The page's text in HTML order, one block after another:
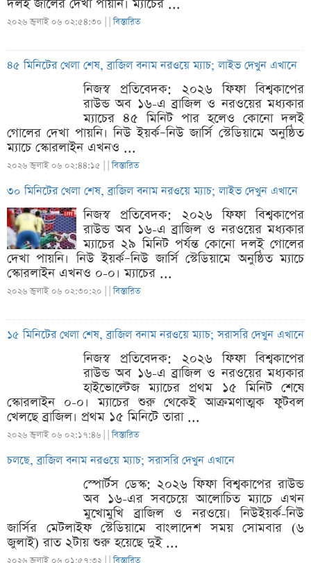
দলই জালের দেখা পায়নি। ম্যাচের ...
২০২৬ জুলাই ০৬ ০২:৫৪:৩০ | |বিস্তারিত
৪৫ মিনিটের খেলা শেষ, ব্রাজিল বনাম নরওয়ে ম্যাচ; লাইভ দেখুন এখানে
নিজস্ব প্রতিবেদক: ২০২৬ ফিফা বিশ্বকাপের
রাউন্ড অব ১৬-এ ব্রাজিল ও নরওয়ের মধ্যকার
ম্যাচের ৪৫ মিনিট পার হলেও কোনো দলই
গোলের দেখা পায়নি। নিউ ইয়র্ক–নিউ জার্সি স্টেডিয়ামে অনুষ্ঠিত
ম্যাচে স্কোরলাইন এখনও ...
২০২৬ জুলাই ০৬ ০২:৪৪:১৫ | |বিস্তারিত
৩০ মিনিটের খেলা শেষ, ব্রাজিল বনাম নরওয়ে ম্যাচ; লাইভ দেখুন এখানে
নিজস্ব প্রতিবেদক: ২০২৬ ফিফা বিশ্বকাপের
রাউন্ড অব ১৬-এ ব্রাজিল ও নরওয়ের মধ্যকার
ম্যাচের ২৯ মিনিট পর্যন্ত কোনো দলই গোলের
দেখা পায়নি। নিউ ইয়র্ক–নিউ জার্সি স্টেডিয়ামে অনুষ্ঠিত ম্যাচে
স্কোরলাইন এখনও ০-০। ম্যাচের ...
২০২৬ জুলাই ০৬ ০২:৩০:২০ | |বিস্তারিত
১৫ মিনিটের খেলা শেষ, ব্রাজিল বনাম নরওয়ে ম্যাচ; সরাসরি দেখুন এখানে
নিজস্ব প্রতিবেদক: ২০২৬ ফিফা বিশ্বকাপের
রাউন্ড অব ১৬-এ ব্রাজিল ও নরওয়ের মধ্যকার
হাইভোল্টেজ ম্যাচের প্রথম ১৫ মিনিট শেষে
স্কোরলাইন ০-০। ম্যাচের শুরু থেকেই আক্রমণাত্মক ফুটবল
খেলছে ব্রাজিল। প্রথম ১৫ মিনিটে তারা ...
২০২৬ জুলাই ০৬ ০২:১৭:৪৬ | |বিস্তারিত
চলছে, ব্রাজিল বনাম নরওয়ে ম্যাচ; সরাসরি দেখুন এখানে
স্পোর্টস ডেস্ক: ২০২৬ ফিফা বিশ্বকাপের রাউন্ড
অব ১৬-এর সবচেয়ে আলোচিত ম্যাচে এখন
মুখোমুখি ব্রাজিল ও নরওয়ে। নিউইয়র্ক-নিউ
জার্সির মেটলাইফ স্টেডিয়ামে বাংলাদেশ সময় সোমবার (৬
জুলাই) রাত ২টায় শুরু হয়েছে দুই ...
২০২৬ জুলাই ০৬ ০১:৫৭:৩২ | |বিস্তারিত